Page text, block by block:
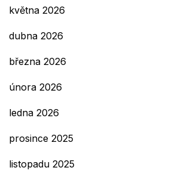
května 2026
dubna 2026
března 2026
února 2026
ledna 2026
prosince 2025
listopadu 2025